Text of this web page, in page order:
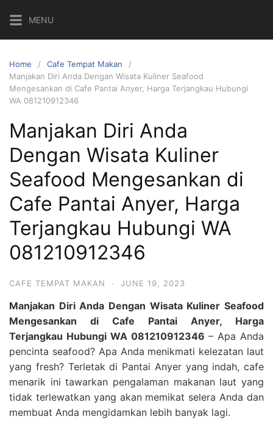
content
MENU
Home
Cafe Tempat Makan
Manjakan Diri Anda Dengan Wisata Kuliner Seafood
Mengesankan di Cafe Pantai Anyer, Harga Terjangkau Hubungi
WA 081210912346
Manjakan Diri Anda
Dengan Wisata Kuliner
Seafood Mengesankan di
Cafe Pantai Anyer, Harga
Terjangkau Hubungi WA
081210912346
CAFE TEMPAT MAKAN · JUNE 19, 2023
Manjakan Diri Anda Dengan Wisata Kuliner Seafood
Mengesankan di Cafe Pantai Anyer, Harga
Terjangkau Hubungi WA 081210912346 – Apa Anda
pencinta seafood? Apa Anda menikmati kelezatan laut
yang fresh? Terletak di Pantai Anyer yang indah, cafe
menarik ini tawarkan pengalaman makanan laut yang
tidak terlewatkan yang akan memikat selera Anda dan
membuat Anda mengidamkan lebih banyak lagi.